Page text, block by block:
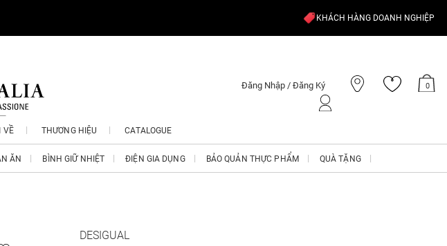
KHÁCH HÀNG DOANH NGHIỆP
Đăng Nhập / Đăng Ký 0
VỀ THƯƠNG HIỆU CATALOGUE
ĂN BÌNH GIỮ NHIỆT ĐIỆN GIA DỤNG BẢO QUẢN THỰC PHẨM QUÀ TẶNG
DESIGUAL